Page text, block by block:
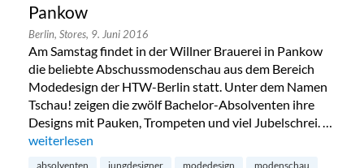
Pankow
Berlin, Stores, 9. Juni 2016
Am Samstag findet in der Willner Brauerei in Pankow
die beliebte Abschussmodenschau aus dem Bereich
Modedesign der HTW-Berlin statt. Unter dem Namen
Tschau! zeigen die zwölf Bachelor-Absolventen ihre
Designs mit Pauken, Trompeten und viel Jubelschrei. …
„Tschau! Abschlussmodenschau in Pankow“
weiterlesen
absolventen jungdesigner modedesign modenschau